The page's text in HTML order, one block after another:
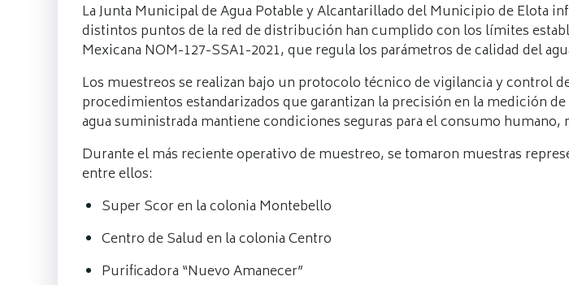
La Junta Municipal de Agua Potable y Alcantarillado del Municipio de Elota
distintos puntos de la red de distribución han cumplido con los límites
Mexicana NOM-127-SSA1-2021, que regula los parámetros de calidad del
Los muestreos se realizan bajo un protocolo técnico de vigilancia y control
procedimientos estandarizados que garantizan la precisión en la medición
agua suministrada mantiene condiciones seguras para el consumo
Durante el más reciente operativo de muestreo, se tomaron muestras
entre ellos:
Super Scor en la colonia Montebello
Centro de Salud en la colonia Centro
Purificadora “Nuevo Amanecer”